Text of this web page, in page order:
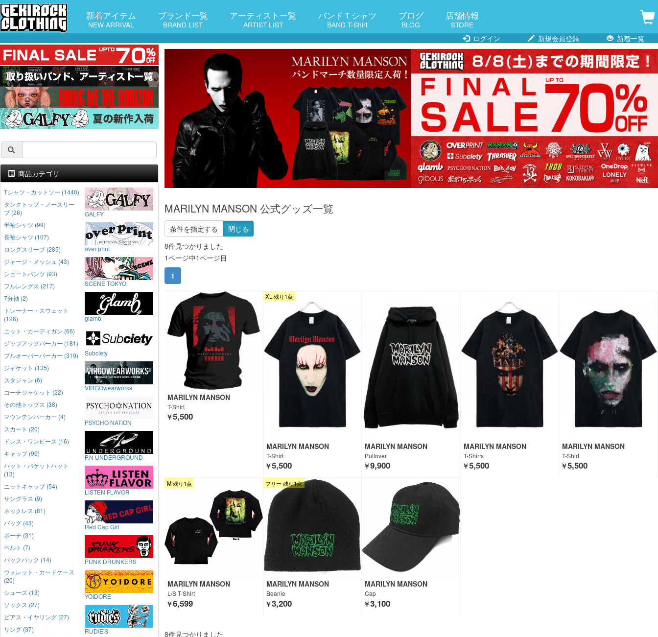
新着アイテム
NEW ARRIVAL
ブランド一覧
BRAND LIST
アーティスト一覧
ARTIST LIST
バンドＴシャツ
BAND T-Shirt
ブログ
BLOG
店舗情報
STORE
ログイン
新規会員登録 新着一覧
MARILYN MANSON 公式グッズ一覧
条件を指定する
閉じる
8件見つかりました
1ページ中1ページ目
1
MARILYN MANSON
T-Shirt
￥5,500
XL 残り1点
MARILYN MANSON
T-Shirt
￥5,500
MARILYN MANSON
Pullover
￥9,900
MARILYN MANSON
T-Shirts
￥5,500
MARILYN MANSON
T-Shirt
￥5,500
M 残り1点
MARILYN MANSON
L/S T-Shirt
￥6,599
フリー 残り1点
MARILYN MANSON
Beanie
￥3,200
MARILYN MANSON
Cap
￥3,100
8件見つかりました
商品カテゴリ
Tシャツ・カットソー (1440)
タンクトップ・ノースリー
ブ (26)
半袖シャツ (99)
長袖シャツ (107)
ロングスリーブ (285)
ジャージ・メッシュ (43)
ショートパンツ (93)
フルレングス (217)
7分袖 (2)
トレーナー・スウェット
(126)
ニット・カーディガン (66)
ジップアップパーカー (181)
プルオーバーパーカー (319)
ジャケット (135)
スタジャン (6)
コーチジャケット (22)
その他トップス (38)
マウンテンパーカー (4)
スカート (20)
ドレス・ワンピース (16)
キャップ (96)
ハット・バケットハット
(13)
ニットキャップ (54)
サングラス (9)
ネックレス (81)
バッグ (43)
ポーチ (31)
ベルト (7)
バックパック (14)
ウォレット・カードケース
(20)
シューズ (13)
ソックス (27)
ピアス・イヤリング (27)
リング (37)
GALFY
over print
SCENE TOKYO
glamb
Subciety
VIRGOwearworks
PSYCHO NATION
P.N UNDERGROUND
LISTEN FLAVOR
Red Cap Girl
PUNK DRUNKERS
YOIDORE
RUDIE'S